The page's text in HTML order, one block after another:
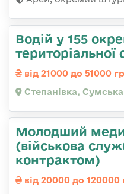
Водій у 155
територіальної
від 21000 до 51000
Степанівка,
Молодший
(військова
контрактом)
від 20000 до 120000